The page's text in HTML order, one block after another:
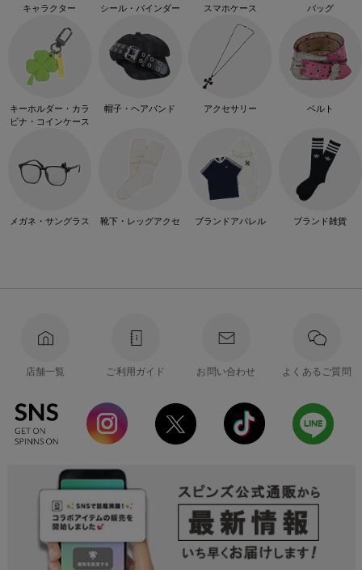
キャラクター シール・バインダー スマホケース バッグ
キーホルダー・カラ
ビナ・コインケース
帽子・ヘアバンド アクセサリー ベルト
メガネ・サングラス 靴下・レッグアクセ ブランドアパレル ブランド雑貨
店舗一覧 ご利用ガイド お問い合わせ よくあるご質問